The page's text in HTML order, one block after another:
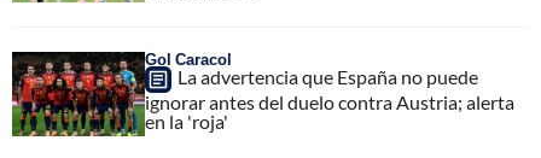
Gol Caracol
La advertencia que España no puede
ignorar antes del duelo contra Austria; alerta
en la 'roja'